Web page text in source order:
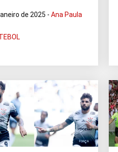
de 2025 -Ana Paula